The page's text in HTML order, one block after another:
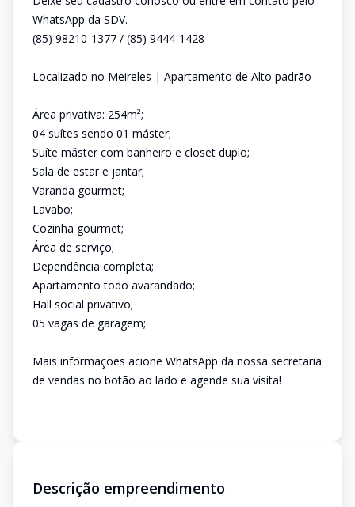
WhatsApp da SDV.
(85) 98210-1377 / (85) 9444-1428
Localizado no Meireles | Apartamento de Alto padrão
Área privativa: 254m²;
04 suítes sendo 01 máster;
Suíte máster com banheiro e closet duplo;
Sala de estar e jantar;
Varanda gourmet;
Lavabo;
Cozinha gourmet;
Área de serviço;
Dependência completa;
Apartamento todo avarandado;
Hall social privativo;
05 vagas de garagem;
Mais informações acione WhatsApp da nossa secretaria
de vendas no botão ao lado e agende sua visita!
Descrição empreendimento